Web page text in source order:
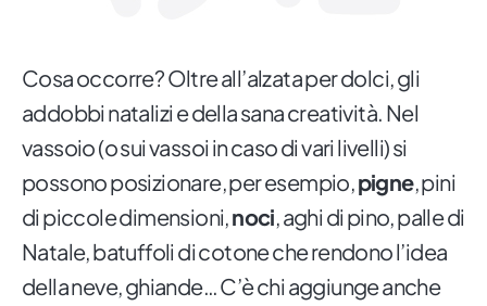
Cosa occorre? Oltre all’alzata per dolci, gli
addobbi natalizi e della sana creatività. Nel
vassoio (o sui vassoi in caso di vari livelli) si
possono posizionare, per esempio,pigne, pini
di piccole dimensioni,noci, aghi di pino, palle di
Natale, batuffoli di cotone che rendono l’idea
della neve, ghiande… C’è chi aggiunge anche